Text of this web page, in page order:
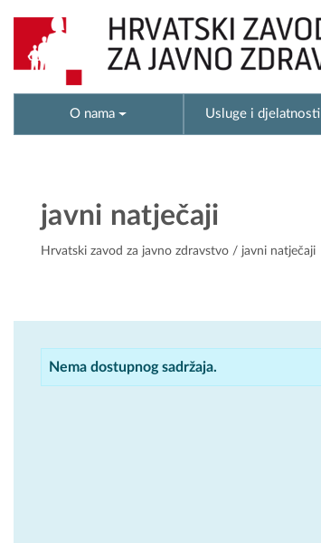
O nama Usluge i djelatnosti
javni natječaji
Hrvatski zavod za javno zdravstvo / javni natječaji
Nema dostupnog sadržaja.